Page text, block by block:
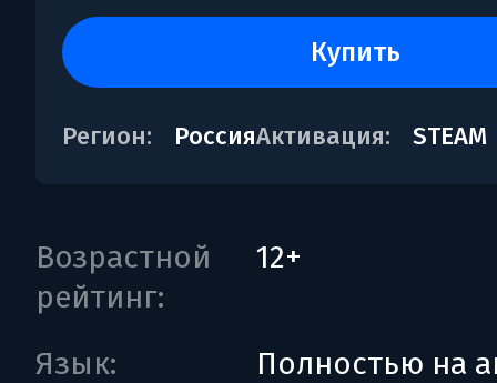
купить
Регион: РоссияАктивация: STEAM
Возрастной
рейтинг:
12+
Язык:
Полностью на